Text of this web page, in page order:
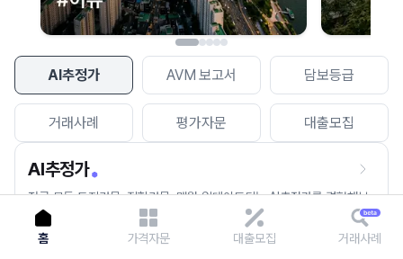
AI추정가 AVM 보고서 담보등급
거래사례 평가자문 대출모집
AI추정가
전국 모든 토지건물, 집합건물, 매월 업데이트되는 AI추정가를 경험해보
세요.
홈 가격자문 대출모집 거래사례